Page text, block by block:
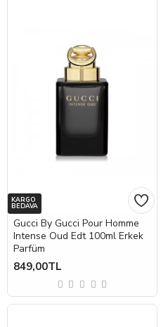
KARGO
BEDAVA
Gucci By Gucci Pour Homme
Intense Oud Edt 100ml Erkek
Parfüm
849,00TL